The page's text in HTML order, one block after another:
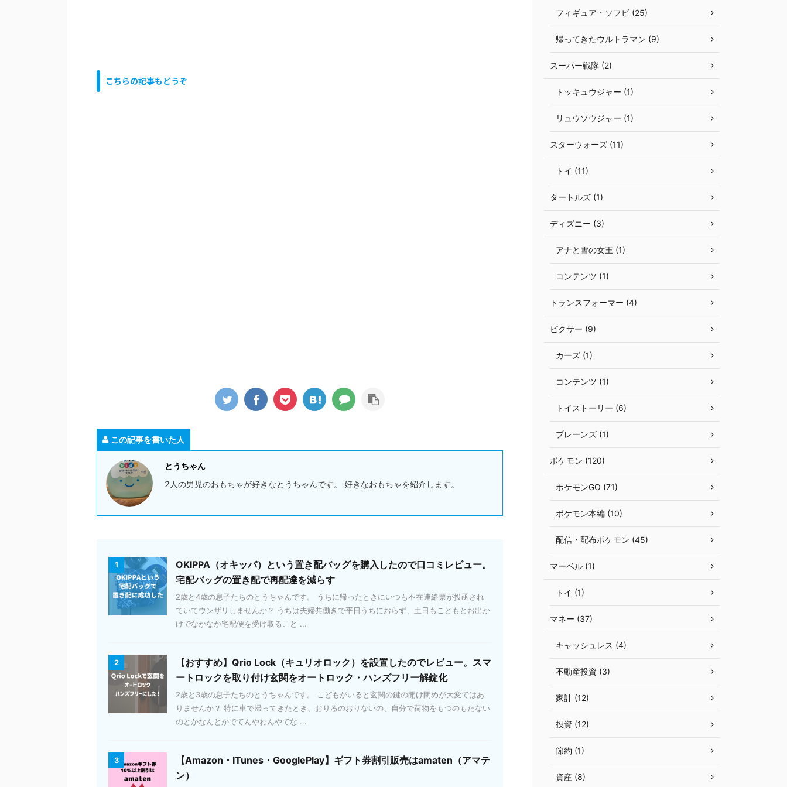
こちらの記事もどうぞ
この記事を書いた人
とうちゃん
2人の男児のおもちゃが好きなとうちゃんです。 好きなおもちゃを紹介します。
1
OKIPPA（オキッパ）という置き配バッグを購入したので口コミレビュー。
宅配バッグの置き配で再配達を減らす
2歳と4歳の息子たちのとうちゃんです。 うちに帰ったときにいつも不在連絡票が投函され
ていてウンザリしませんか？ うちは夫婦共働きで平日うちにおらず、土日もこどもとお出か
けでなかなか宅配便を受け取ること ...
2
【おすすめ】Qrio Lock（キュリオロック）を設置したのでレビュー。スマ
ートロックを取り付け玄関をオートロック・ハンズフリー解錠化
2歳と3歳の息子たちのとうちゃんです。 こどもがいると玄関の鍵の開け閉めが大変ではあ
りませんか？ 特に車で帰ってきたとき、おりるのおりないの、自分で荷物をもつのもたない
のとかなんとかでてんやわんやでな ...
3
【Amazon・ITunes・GooglePlay】ギフト券割引販売はamaten（アマテ
ン）
フィギュア・ソフビ (25)
帰ってきたウルトラマン (9)
スーパー戦隊 (2)
トッキュウジャー (1)
リュウソウジャー (1)
スターウォーズ (11)
トイ (11)
タートルズ (1)
ディズニー (3)
アナと雪の女王 (1)
コンテンツ (1)
トランスフォーマー (4)
ピクサー (9)
カーズ (1)
コンテンツ (1)
トイストーリー (6)
プレーンズ (1)
ポケモン (120)
ポケモンGO (71)
ポケモン本編 (10)
配信・配布ポケモン (45)
マーベル (1)
トイ (1)
マネー (37)
キャッシュレス (4)
不動産投資 (3)
家計 (12)
投資 (12)
節約 (1)
資産 (8)